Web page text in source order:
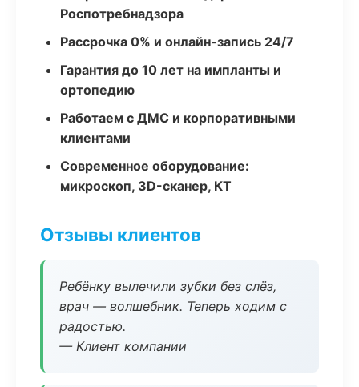
Роспотребнадзора
Рассрочка 0% и онлайн-запись 24/7
Гарантия до 10 лет на импланты и
ортопедию
Работаем с ДМС и корпоративными
клиентами
Современное оборудование:
микроскоп, 3D-сканер, КТ
Отзывы клиентов
Ребёнку вылечили зубки без слёз,
врач — волшебник. Теперь ходим с
радостью.
— Клиент компании